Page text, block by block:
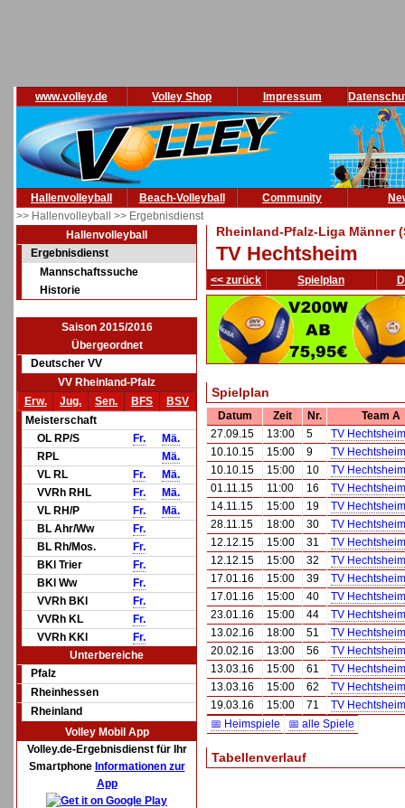
www.volley.de Volley Shop Impressum
Hallenvolleyball Beach-Volleyball Community
>> Hallenvolleyball >> Ergebnisdienst
Hallenvolleyball
Ergebnisdienst
Mannschaftssuche
Historie
Saison 2015/2016
Übergeordnet
Deutscher VV
VV Rheinland-Pfalz
Erw.
Jug. Sen. BFS
BSV
Meisterschaft
OL RP/S
Fr.
Mä.
RPL
Mä.
VL RL
Fr.
Mä.
VVRh RHL
Fr.
Mä.
VL RH/P
Fr.
Mä.
BL Ahr/Ww
Fr.
BL Rh/Mos.
Fr.
BKl Trier
Fr.
BKl Ww
Fr.
VVRh BKl
Fr.
VVRh KL
Fr.
VVRh KKl
Fr.
Unterbereiche
Pfalz
Rheinhessen
Rheinland
Volley Mobil App
Volley.de-Ergebnisdienst für Ihr
Smartphone Informationen zur
App
Rheinland-Pfalz-Liga Männer
TV Hechtsheim
<< zurück Spielplan
Spielplan
Datum Zeit Nr.
Team A
27.09.15
13:00 5
TV Hechtsheim
10.10.15
15:00 9
TV
10.10.15
15:00 10
TV
01.11.15
11:00 16
TV Hechtsheim
14.11.15
15:00 19
TV Hechtsheim
28.11.15
18:00 30
TV Hechtsheim
12.12.15
15:00 31
TV
12.12.15
15:00 32
TV
17.01.16
15:00 39
TV
17.01.16
15:00 40
TV
23.01.16
15:00 44
TV Hechtsheim
13.02.16
18:00 51
TV Hechtsheim
20.02.16
13:00 56
TV Hechtsheim
13.03.16
15:00 61
TV
13.03.16
15:00 62
TV
19.03.16
15:00 71
TV Hechtsheim
📅 Heimspiele
📅 alle Spiele
Tabellenverlauf